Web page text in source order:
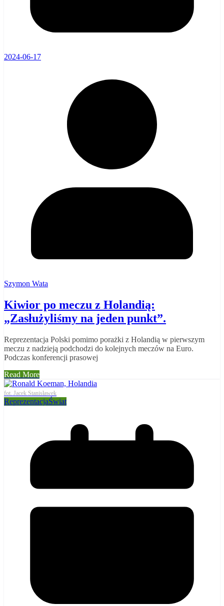
2024-06-17
Szymon Wata
Kiwior po meczu z Holandią:
„Zasłużyliśmy na jeden punkt”.
Reprezentacja Polski pomimo porażki z Holandią w pierwszym
meczu z nadzieją podchodzi do kolejnych meczów na Euro.
Podczas konferencji prasowej
Read More
fot. Jacek Stanisławek
ReprezentacjaŚwiat